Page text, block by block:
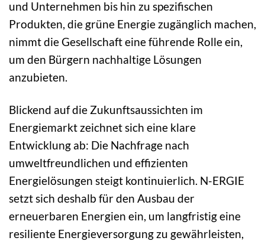
und Unternehmen bis hin zu spezifischen
Produkten, die grüne Energie zugänglich machen,
nimmt die Gesellschaft eine führende Rolle ein,
um den Bürgern nachhaltige Lösungen
anzubieten.
Blickend auf die Zukunftsaussichten im
Energiemarkt zeichnet sich eine klare
Entwicklung ab: Die Nachfrage nach
umweltfreundlichen und effizienten
Energielösungen steigt kontinuierlich. N-ERGIE
setzt sich deshalb für den Ausbau der
erneuerbaren Energien ein, um langfristig eine
resiliente Energieversorgung zu gewährleisten,